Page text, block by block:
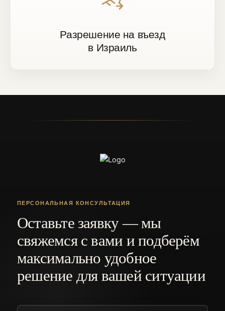
Разрешение на въезд
в Израиль
ПЕРСОНАЛЬНАЯ КОНСУЛЬТАЦИЯ
Оставьте заявку — мы
свяжемся с вами и подберём
максимально удобное
решение для вашей ситуации